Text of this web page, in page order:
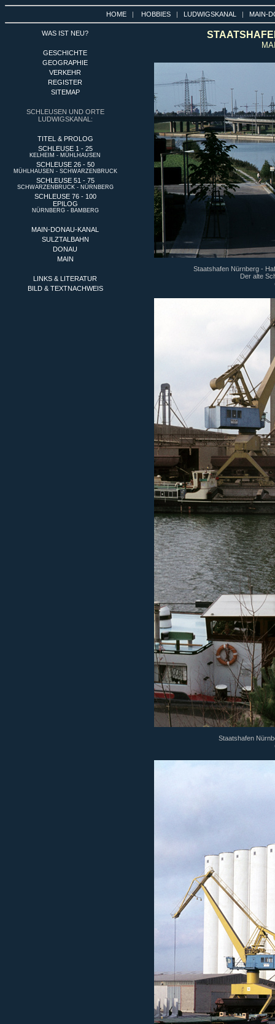
HOME | HOBBIES | LUDWIGSKANAL | MAIN-
WAS IST NEU?
GESCHICHTE
GEOGRAPHIE
VERKEHR
REGISTER
SITEMAP
SCHLEUSEN UND ORTE
LUDWIGSKANAL:
TITEL & PROLOG
SCHLEUSE 1 - 25
KELHEIM - MÜHLHAUSEN
SCHLEUSE 26 - 50
MÜHLHAUSEN - SCHWARZENBRUCK
SCHLEUSE 51 - 75
SCHWARZENBRUCK - NÜRNBERG
SCHLEUSE 76 - 100
EPILOG
NÜRNBERG - BAMBERG
MAIN-DONAU-KANAL
SULZTALBAHN
DONAU
MAIN
LINKS & LITERATUR
BILD & TEXTNACHWEIS
Staatshafen Nürnberg -
Der alte
Staatshafen